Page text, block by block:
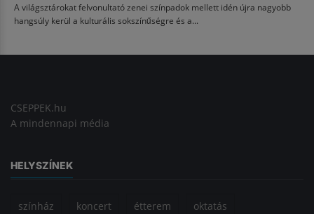
A világsztárokat felvonultató zenei színpadok mellett idén újra nagyobb
hangsúly kerül a kulturális sokszínűségre és a...
CSEPPEK.hu
A mindennapi média
HELYSZÍNEK
színház koncert étterem oktatás